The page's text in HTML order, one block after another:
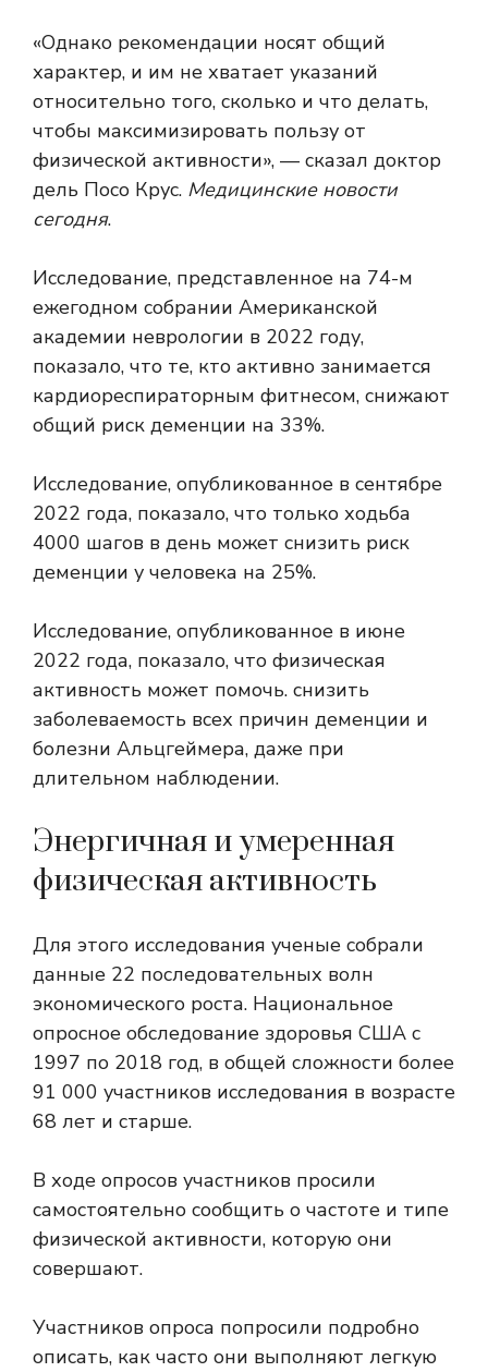
«Однако рекомендации носят общий
характер, и им не хватает указаний
относительно того, сколько и что делать,
чтобы максимизировать пользу от
физической активности», — сказал доктор
дель Посо Крус. Медицинские новости
сегодня.
Исследование, представленное на 74-м
ежегодном собрании Американской
академии неврологии в 2022 году,
показало, что те, кто активно занимается
кардиореспираторным фитнесом, снижают
общий риск деменции на 33%.
Исследование, опубликованное в сентябре
2022 года, показало, что только ходьба
4000 шагов в день может снизить риск
деменции у человека на 25%.
Исследование, опубликованное в июне
2022 года, показало, что физическая
активность может помочь. снизить
заболеваемость всех причин деменции и
болезни Альцгеймера, даже при
длительном наблюдении.
Энергичная и умеренная
физическая активность
Для этого исследования ученые собрали
данные 22 последовательных волн
экономического роста. Национальное
опросное обследование здоровья США с
1997 по 2018 год, в общей сложности более
91 000 участников исследования в возрасте
68 лет и старше.
В ходе опросов участников просили
самостоятельно сообщить о частоте и типе
физической активности, которую они
совершают.
Участников опроса попросили подробно
описать, как часто они выполняют легкую